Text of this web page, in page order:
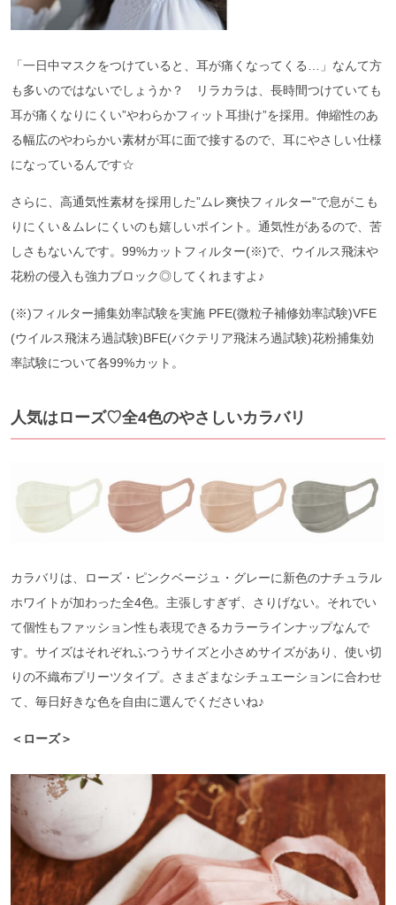
「一日中マスクをつけていると、耳が痛くなってくる…」なんて方
も多いのではないでしょうか？ リラカラは、長時間つけていても
耳が痛くなりにくい”やわらかフィット耳掛け”を採用。伸縮性のあ
る幅広のやわらかい素材が耳に面で接するので、耳にやさしい仕様
になっているんです☆
さらに、高通気性素材を採用した”ムレ爽快フィルター”で息がこも
りにくい＆ムレにくいのも嬉しいポイント。通気性があるので、苦
しさもないんです。99%カットフィルター(※)で、ウイルス飛沫や
花粉の侵入も強力ブロック◎してくれますよ♪
(※)フィルター捕集効率試験を実施 PFE(微粒子補修効率試験)VFE
(ウイルス飛沫ろ過試験)BFE(バクテリア飛沫ろ過試験)花粉捕集効
率試験について各99%カット。
人気はローズ♡全4色のやさしいカラバリ
カラバリは、ローズ・ピンクベージュ・グレーに新色のナチュラル
ホワイトが加わった全4色。主張しすぎず、さりげない。それでい
て個性もファッション性も表現できるカラーラインナップなんで
す。サイズはそれぞれふつうサイズと小さめサイズがあり、使い切
りの不織布プリーツタイプ。さまざまなシチュエーションに合わせ
て、毎日好きな色を自由に選んでくださいね♪
＜ローズ＞